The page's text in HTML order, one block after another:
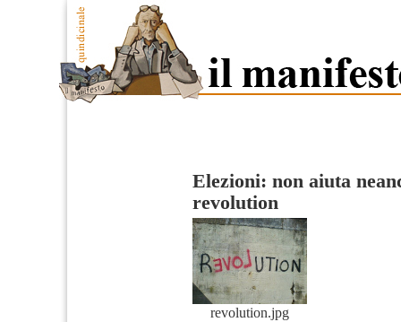
Elezioni: non aiuta
revolution
revolution.jpg